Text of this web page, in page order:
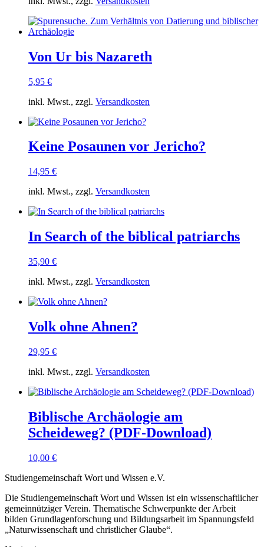
Von Ur bis Nazareth
5,95 €
inkl. Mwst., zzgl. Versandkosten
Keine Posaunen vor Jericho?
14,95 €
inkl. Mwst., zzgl. Versandkosten
In Search of the biblical patriarchs
35,90 €
inkl. Mwst., zzgl. Versandkosten
Volk ohne Ahnen?
29,95 €
inkl. Mwst., zzgl. Versandkosten
Biblische Archäologie am
Scheideweg? (PDF-Download)
10,00 €
Studiengemeinschaft Wort und Wissen e.V.
Die Studiengemeinschaft Wort und Wissen ist ein wissenschaftlicher
gemeinnütziger Verein. Thematische Schwerpunkte der Arbeit
bilden Grundlagenforschung und Bildungsarbeit im Spannungsfeld
„Naturwissenschaft und christlicher Glaube“.